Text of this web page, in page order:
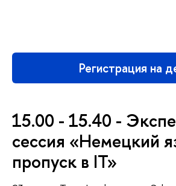
Регистрация на
15.00 - 15.40 -
сессия «Немецкий
пропуск в IT»